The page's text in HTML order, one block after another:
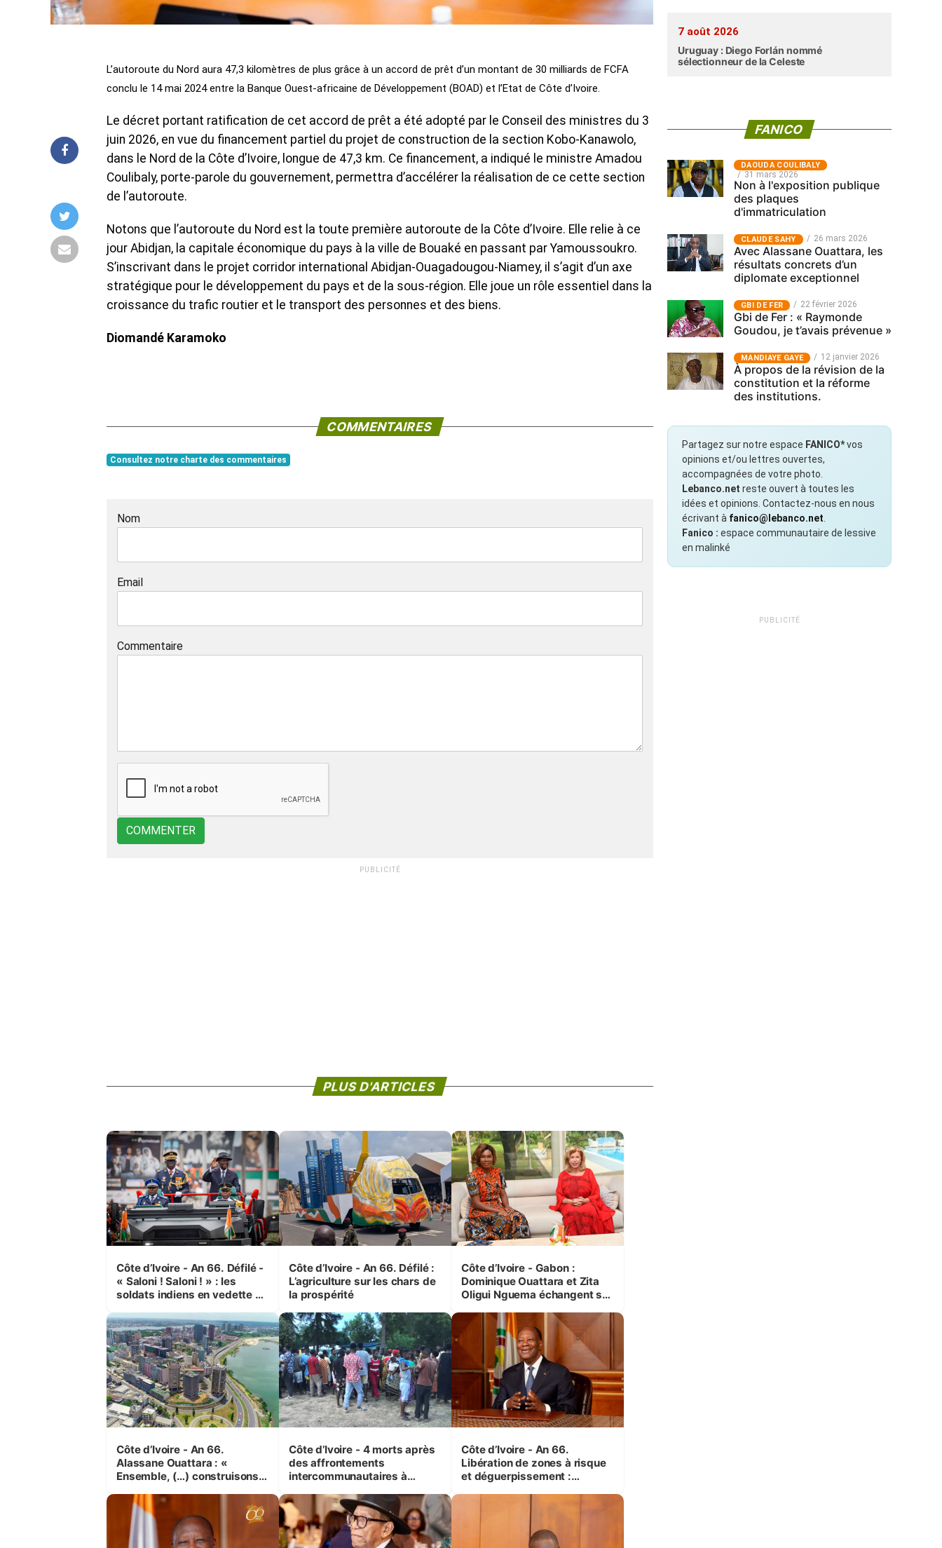
L’autoroute du Nord aura 47,3 kilomètres de plus grâce à un accord de prêt d’un montant de 30 milliards de FCFA
conclu le 14 mai 2024 entre la Banque Ouest-africaine de Développement (BOAD) et l’Etat de Côte d’Ivoire.
Le décret portant ratification de cet accord de prêt a été adopté par le Conseil des ministres du 3
juin 2026, en vue du financement partiel du projet de construction de la section Kobo-Kanawolo,
dans le Nord de la Côte d’Ivoire, longue de 47,3 km. Ce financement, a indiqué le ministre Amadou
Coulibaly, porte-parole du gouvernement, permettra d’accélérer la réalisation de ce cette section
de l’autoroute.
Notons que l’autoroute du Nord est la toute première autoroute de la Côte d’Ivoire. Elle relie à ce
jour Abidjan, la capitale économique du pays à la ville de Bouaké en passant par Yamoussoukro.
S’inscrivant dans le projet corridor international Abidjan-Ouagadougou-Niamey, il s’agit d’un axe
stratégique pour le développement du pays et de la sous-région. Elle joue un rôle essentiel dans la
croissance du trafic routier et le transport des personnes et des biens.
Diomandé Karamoko
COMMENTAIRES
Consultez notre charte des commentaires
Nom
Email
Commentaire
COMMENTER
PUBLICITÉ
PLUS D'ARTICLES
Côte d’Ivoire - An 66. Défilé -
« Saloni ! Saloni ! » : les
soldats indiens en vedette à
Côte d’Ivoire - An 66. Défilé :
L’agriculture sur les chars de
la prospérité
Côte d’Ivoire - Gabon :
Dominique Ouattara et Zita
Oligui Nguema échangent sur
femmes et des enfants
Côte d’Ivoire - An 66.
Alassane Ouattara : «
Ensemble, (…) construisons
mêmes et pour les
générations futures »
Côte d’Ivoire - 4 morts après
des affrontements
intercommunautaires à
correspondant au milieu des
sinistrés
Côte d’Ivoire - An 66.
Libération de zones à risque
et déguerpissement :
respect de l'Etat de droit pour
préserver les vies humaines
7 août 2026
Uruguay : Diego Forlán nommé
sélectionneur de la Celeste
FANICO
‎DAOUDA COULIBALY
31 mars 2026
Non à l'exposition publique
des plaques
d'immatriculation
CLAUDE SAHY 26 mars 2026
Avec Alassane Ouattara, les
résultats concrets d’un
diplomate exceptionnel
GBI DE FER 22 février 2026
Gbi de Fer : « Raymonde
Goudou, je t’avais prévenue »
MANDIAYE GAYE 12 janvier 2026
À propos de la révision de la
constitution et la réforme
des institutions.
Partagez sur notre espace FANICO*vos
opinions et/ou lettres ouvertes,
accompagnées de votre photo.
Lebanco.net reste ouvert à toutes les
idées et opinions. Contactez-nous en nous
écrivant à fanico@lebanco.net
Fanico : espace communautaire de lessive
en malinké
PUBLICITÉ